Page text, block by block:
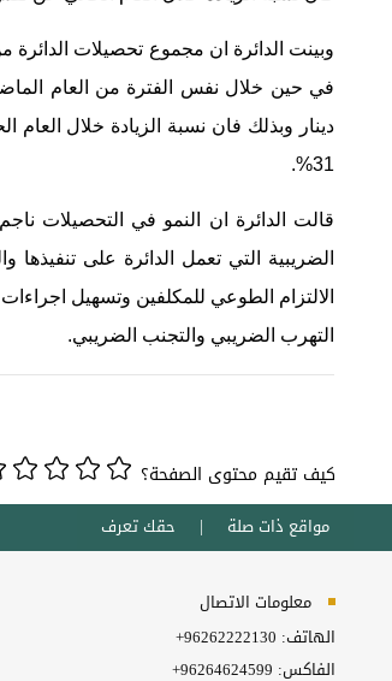
31%.
قالت الدائرة ان النمو في التحصيلات ناجم
الضريبية التي تعمل الدائرة على
الالتزام الطوعي للمكلفين وتسهيل
التهرب الضريبي والتجنب الضريبي.
كيف تقيم محتوى الصفحة؟
مواقع ذات صلة حقك تعرف
معلومات الاتصال
الهاتف: +96262222130
الفاكس: +96264624599